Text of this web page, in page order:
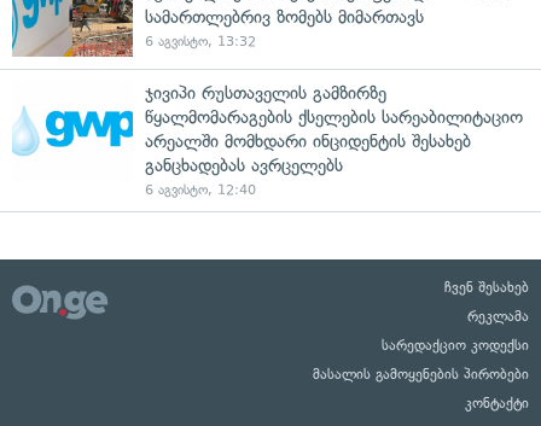
სამართლებრივ ზომებს მიმართავს
6 აგვისტო, 13:32
ჯივიპი რუსთაველის გამზირზე
წყალმომარაგების ქსელების სარეაბილიტაციო
არეალში მომხდარი ინციდენტის შესახებ
განცხადებას ავრცელებს
6 აგვისტო, 12:40
ჩვენ შესახებ
რეკლამა
სარედაქციო კოდექსი
მასალის გამოყენების პირობები
კონტაქტი